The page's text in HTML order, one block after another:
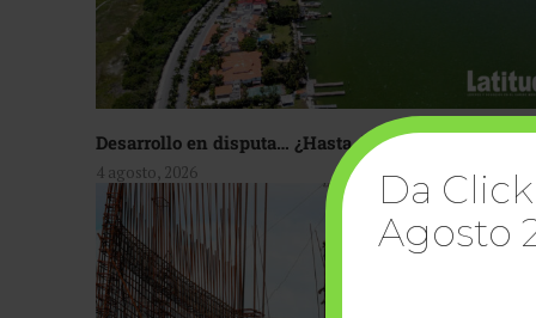
Desarrollo en disputa… ¿Hasta dónde crecer?
4 agosto, 2026
Da
Agosto